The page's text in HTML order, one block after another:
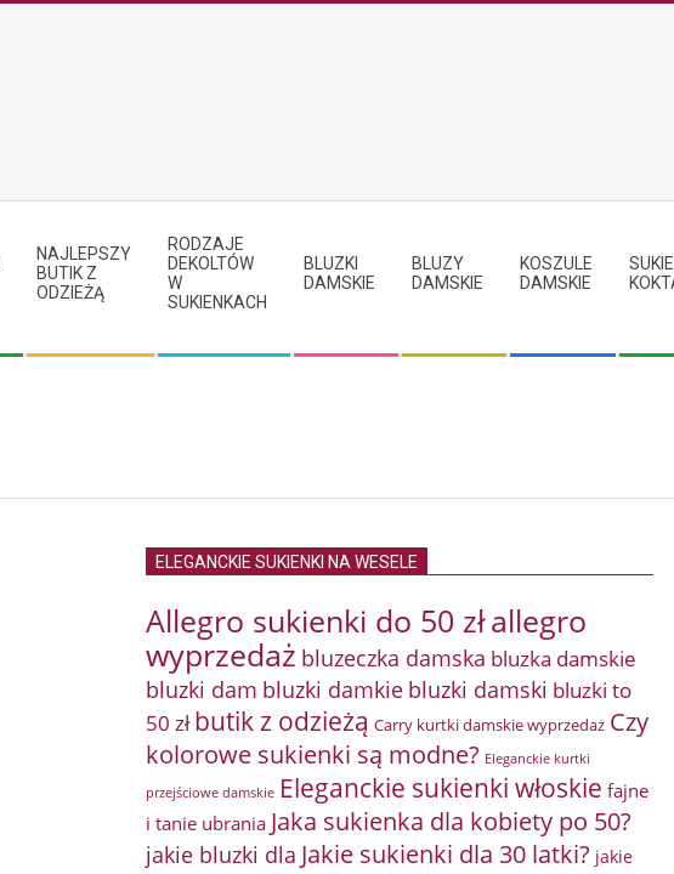
NAJLEPSZY
BUTIK Z
ODZIEŻĄ
RODZAJE
DEKOLTÓW
W
SUKIENKACH
BLUZKI
DAMSKIE
BLUZY
DAMSKIE
KOSZULE
DAMSKIE
ELEGANCKIE SUKIENKI NA WESELE
Allegro sukienki do 50 złallegro
wyprzedaż bluzeczka damska bluzka damskie
bluzki dam bluzki damkie bluzki damski bluzki to
50 zł butik z odzieżą Carry kurtki damskie wyprzedaż Czy
kolorowe sukienki są modne? Eleganckie kurtki
przejściowe damskie Eleganckie sukienki włoskie fajne
i tanie ubrania Jaka sukienka dla kobiety po 50?
jakie bluzki dla Jakie sukienki dla 30 latki? jakie